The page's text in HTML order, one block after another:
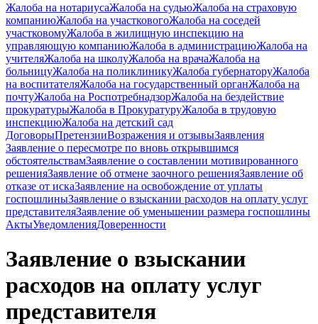
Жалоба на нотариусаЖалоба на судьюЖалоба на страховую
компаниюЖалоба на участковогоЖалоба на соседей
участковомуЖалоба в жилищную инспекцию на
управляющую компаниюЖалоба в администрациюЖалоба на
учителяЖалоба на школуЖалоба на врачаЖалоба на
больницуЖалоба на поликлиникуЖалоба губернаторуЖалоба
на воспитателяЖалоба на государственный органЖалоба на
почтуЖалоба на РоспотребнадзорЖалоба на бездействие
прокуратурыЖалоба в ПрокуратуруЖалоба в трудовую
инспекциюЖалоба на детский сад
ДоговорыПретензииВозражения и отзывыЗаявления
Заявление о пересмотре по вновь открывшимся
обстоятельствамЗаявление о составлении мотивированного
решенияЗаявление об отмене заочного решенияЗаявление об
отказе от искаЗаявление на освобождение от уплаты
госпошлиныЗаявление о взыскании расходов на оплату услуг
представителяЗаявление об уменьшении размера госпошлины
АктыУведомленияДоверенности
Заявление о взыскании
расходов на оплату услуг
представителя